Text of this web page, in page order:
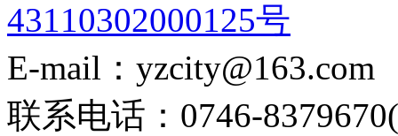
43110302000125号
E-mail：yzcity@163.com
联系电话：0746-